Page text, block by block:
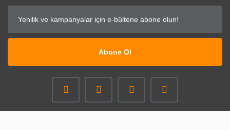
Abone Ol